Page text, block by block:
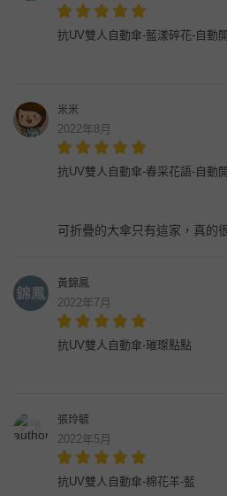
抗UV雙人自動傘-藍漾碎花-自動
米米
2022年8月
抗UV雙人自動傘-春采花語-自動
可折疊的大傘只有這家，真的
黃錦鳳
2022年7月
抗UV雙人自動傘-璀璨點點
張玲毓
2022年5月
抗UV雙人自動傘-棉花羊-藍